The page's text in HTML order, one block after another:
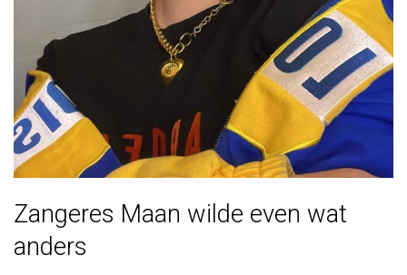
Zangeres Maan wilde even wat
anders